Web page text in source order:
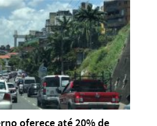
oferece até 20% de